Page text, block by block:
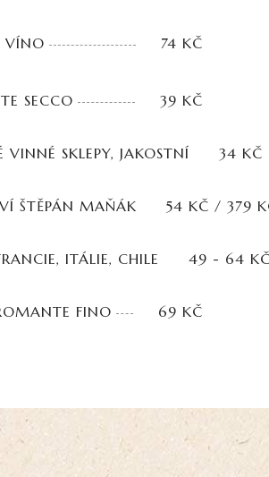
VÍNO 74 KČ
SECCO 39 KČ
VINNÉ SKLEPY, JAKOSTNÍ 34 KČ
ŠTĚPÁN MAŇÁK 54 KČ / 379
ITÁLIE, CHILE 49 - 64
FINO 69 KČ